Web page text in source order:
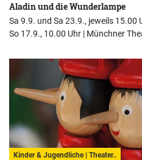
Aladin und die Wunderlampe
Sa 9.9. und Sa 23.9., jeweils 15.00
So 17.9., 10.00 Uhr | Münchner
Kinder & Jugendliche | Theater..